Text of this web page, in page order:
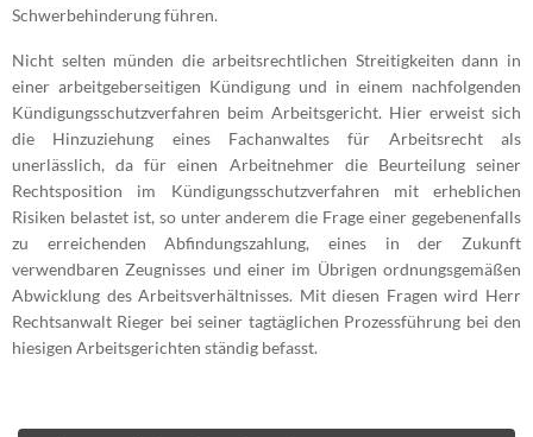
Schwerbehinderung führen.
Nicht selten münden die arbeitsrechtlichen Streitigkeiten dann in
einer arbeitgeberseitigen Kündigung und in einem nachfolgenden
Kündigungsschutzverfahren beim Arbeitsgericht. Hier erweist sich
die Hinzuziehung eines Fachanwaltes für Arbeitsrecht als
unerlässlich, da für einen Arbeitnehmer die Beurteilung seiner
Rechtsposition im Kündigungsschutzverfahren mit erheblichen
Risiken belastet ist, so unter anderem die Frage einer gegebenenfalls
zu erreichenden Abfindungszahlung, eines in der Zukunft
verwendbaren Zeugnisses und einer im Übrigen ordnungsgemäßen
Abwicklung des Arbeitsverhältnisses. Mit diesen Fragen wird Herr
Rechtsanwalt Rieger bei seiner tagtäglichen Prozessführung bei den
hiesigen Arbeitsgerichten ständig befasst.